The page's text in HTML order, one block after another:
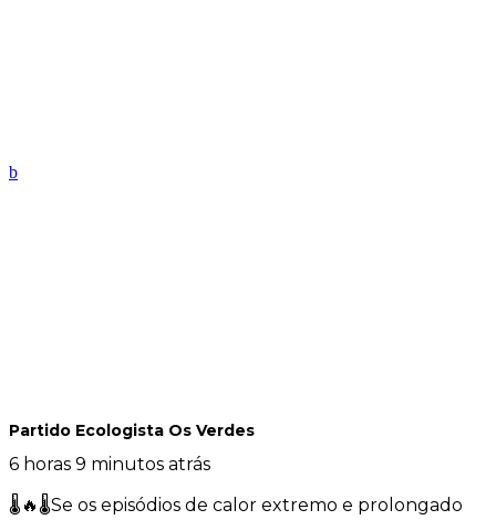
Partido Ecologista Os Verdes
6 horas 9 minutos atrás
🌡️🔥🌡️Se os episódios de calor extremo e prolongado